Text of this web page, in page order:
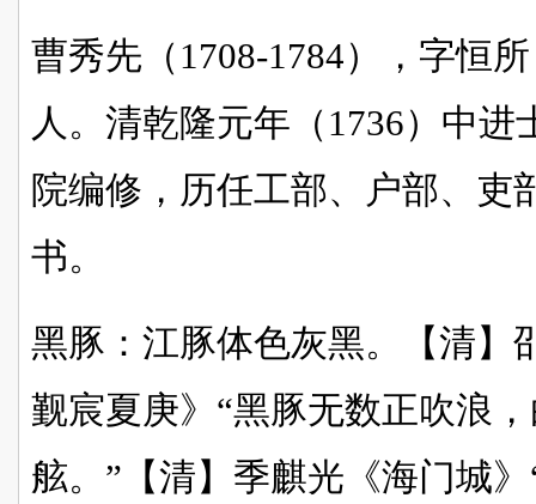
曹秀先（1708-1784），字恒
人。清乾隆元年（1736）中
院编修，历任工部、户部、吏
书。
黑豚：江豚体色灰黑。【清】
觐宸夏庚》“黑豚无数正吹浪
舷。”【清】季麒光《海门城